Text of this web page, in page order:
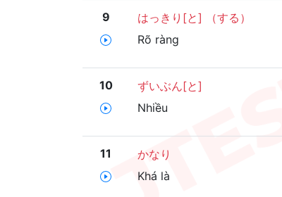
9
はっきり[と] （する）
Rõ ràng
10
ずいぶん[と]
Nhiều
11
かなり
Khá là